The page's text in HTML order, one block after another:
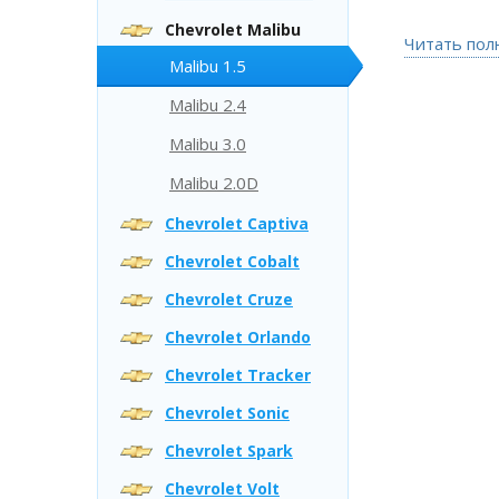
Chevrolet Malibu
Malibu 1.5
Malibu 2.4
Malibu 3.0
Malibu 2.0D
Chevrolet Captiva
Chevrolet Cobalt
Chevrolet Cruze
Chevrolet Orlando
Chevrolet Tracker
Chevrolet Sonic
Chevrolet Spark
Chevrolet Volt
Читать